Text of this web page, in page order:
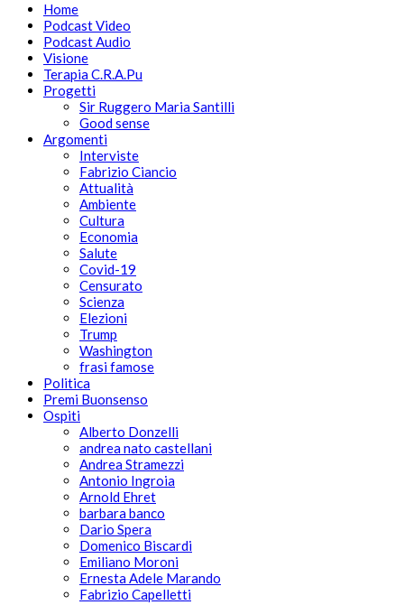
Home
Podcast Video
Podcast Audio
Visione
Terapia C.R.A.Pu
Progetti
Sir Ruggero Maria Santilli
Good sense
Argomenti
Interviste
Fabrizio Ciancio
Attualità
Ambiente
Cultura
Economia
Salute
Covid-19
Censurato
Scienza
Elezioni
Trump
Washington
frasi famose
Politica
Premi Buonsenso
Ospiti
Alberto Donzelli
andrea nato castellani
Andrea Stramezzi
Antonio Ingroia
Arnold Ehret
barbara banco
Dario Spera
Domenico Biscardi
Emiliano Moroni
Ernesta Adele Marando
Fabrizio Capelletti